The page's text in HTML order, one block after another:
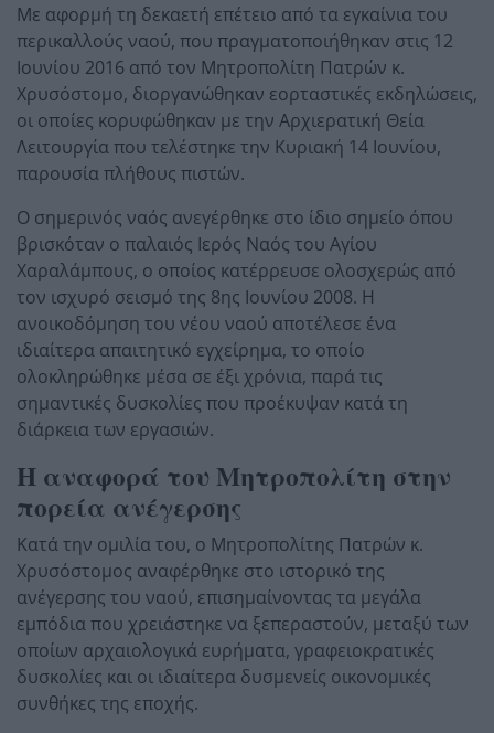
Με αφορμή τη δεκαετή επέτειο από τα εγκαίνια του
περικαλλούς ναού, που πραγματοποιήθηκαν στις 12
Ιουνίου 2016 από τον Μητροπολίτη Πατρών κ.
Χρυσόστομο, διοργανώθηκαν εορταστικές εκδηλώσεις,
οι οποίες κορυφώθηκαν με την Αρχιερατική Θεία
Λειτουργία που τελέστηκε την Κυριακή 14 Ιουνίου,
παρουσία πλήθους πιστών.
Ο σημερινός ναός ανεγέρθηκε στο ίδιο σημείο όπου
βρισκόταν ο παλαιός Ιερός Ναός του Αγίου
Χαραλάμπους, ο οποίος κατέρρευσε ολοσχερώς από
τον ισχυρό σεισμό της 8ης Ιουνίου 2008. Η
ανοικοδόμηση του νέου ναού αποτέλεσε ένα
ιδιαίτερα απαιτητικό εγχείρημα, το οποίο
ολοκληρώθηκε μέσα σε έξι χρόνια, παρά τις
σημαντικές δυσκολίες που προέκυψαν κατά τη
διάρκεια των εργασιών.
Η αναφορά του Μητροπολίτη στην
πορεία ανέγερσης
Κατά την ομιλία του, ο Μητροπολίτης Πατρών κ.
Χρυσόστομος αναφέρθηκε στο ιστορικό της
ανέγερσης του ναού, επισημαίνοντας τα μεγάλα
εμπόδια που χρειάστηκε να ξεπεραστούν, μεταξύ των
οποίων αρχαιολογικά ευρήματα, γραφειοκρατικές
δυσκολίες και οι ιδιαίτερα δυσμενείς οικονομικές
συνθήκες της εποχής.